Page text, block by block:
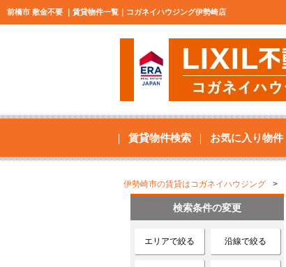
前橋市 敷金不要 ｜賃貸物件一覧｜コガネイハウジング伊勢崎店
賃貸物件検索 お気に入り物件
伊勢崎市の賃貸はコガネイハウジング
検索条件の変更
エリアで絞る 沿線で絞る